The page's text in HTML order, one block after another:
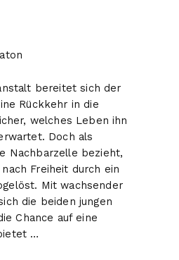
bereitet sich der
Rückkehr in die
welches Leben ihn
Doch als
Nachbarzelle bezieht,
Freiheit durch ein
Mit wachsender
die beiden jungen
Chance auf eine
…